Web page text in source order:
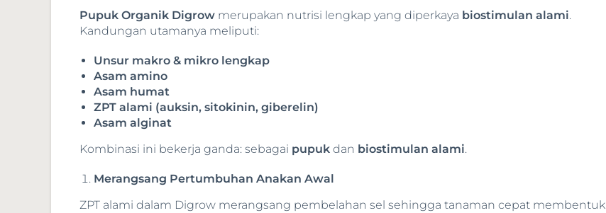
Pupuk Organik Digrow merupakan nutrisi lengkap yang diperkaya biostimulan alami.
Kandungan utamanya meliputi:
Unsur makro & mikro lengkap
Asam amino
Asam humat
ZPT alami (auksin, sitokinin, giberelin)
Asam alginat
Kombinasi ini bekerja ganda: sebagai pupuk dan biostimulan alami.
Merangsang Pertumbuhan Anakan Awal
ZPT alami dalam Digrow merangsang pembelahan sel sehingga tanaman cepat membentuk